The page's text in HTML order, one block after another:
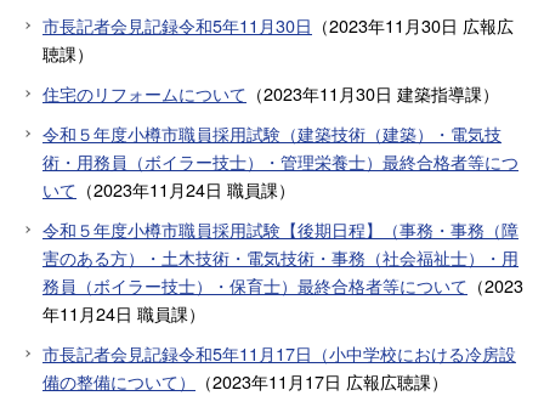
市長記者会見記録令和5年11月30日 （2023年11月30日 広報広
聴課）
住宅のリフォームについて （2023年11月30日 建築指導課）
令和５年度小樽市職員採用試験（建築技術（建築）・電気技
術・用務員（ボイラー技士）・管理栄養士）最終合格者等につ
いて （2023年11月24日 職員課）
令和５年度小樽市職員採用試験【後期日程】（事務・事務（障
害のある方）・土木技術・電気技術・事務（社会福祉士）・用
務員（ボイラー技士）・保育士）最終合格者等について （2023
年11月24日 職員課）
市長記者会見記録令和5年11月17日（小中学校における冷房設
備の整備について）
（2023年11月17日 広報広聴課）